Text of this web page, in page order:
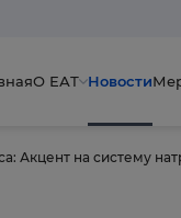
О ЕАТ Новости
Акцент на систему